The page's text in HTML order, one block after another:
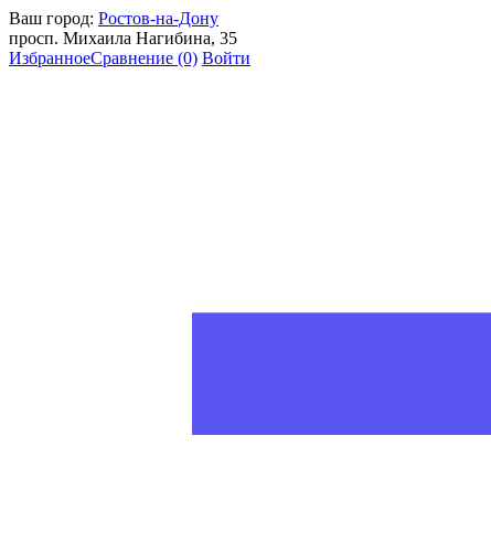
Ваш город: Ростов-на-Дону
просп. Михаила Нагибина, 35
ИзбранноеСравнение (0) Войти